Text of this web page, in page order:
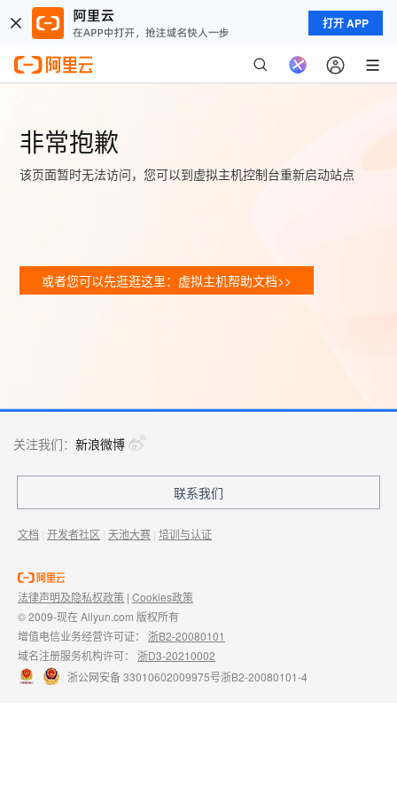
打开 APP
非常抱歉
该页面暂时无法访问，您可以到虚拟主机控制台重新启动站点
或者您可以先逛逛这里：虚拟主机帮助文档>>